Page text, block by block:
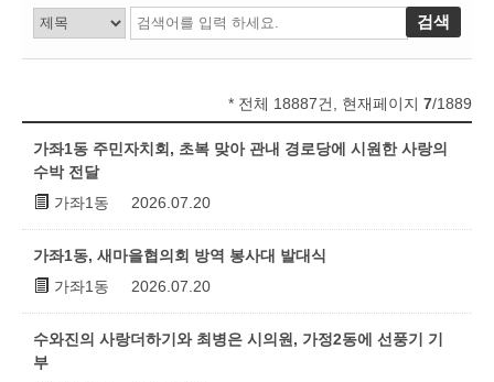
* 전체 18887건, 현재페이지 7/1889
가좌1동 주민자치회, 초복 맞아 관내 경로당에 시원한 사랑의
수박 전달
가좌1동
2026.07.20
가좌1동, 새마을협의회 방역 봉사대 발대식
가좌1동
2026.07.20
수와진의 사랑더하기와 최병은 시의원, 가정2동에 선풍기 기
부